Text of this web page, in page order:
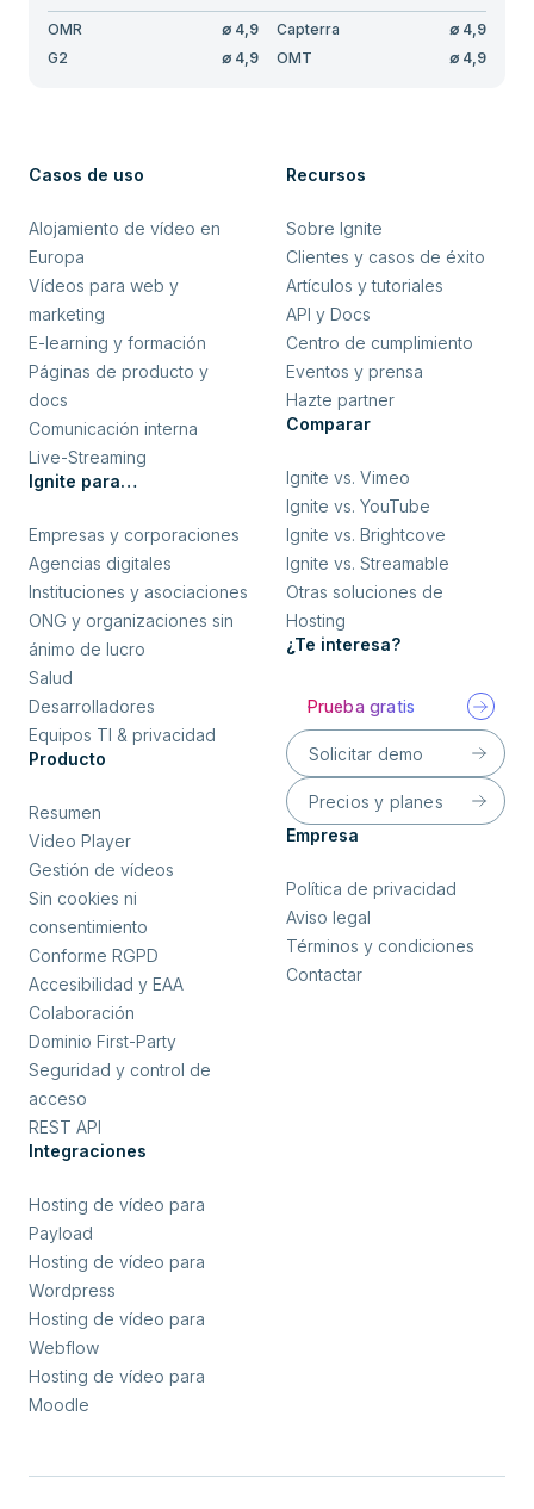
OMR ∅ 4,9 Capterra ∅ 4,9
G2
∅ 4,9 OMT ∅ 4,9
Casos de uso
Alojamiento de vídeo en
Europa
Vídeos para web y
marketing
E-learning y formación
Páginas de producto y
docs
Comunicación interna
Live-Streaming
Ignite para…
Empresas y corporaciones
Agencias digitales
Instituciones y asociaciones
ONG y organizaciones sin
ánimo de lucro
Salud
Desarrolladores
Equipos TI & privacidad
Producto
Resumen
Video Player
Gestión de vídeos
Sin cookies ni
consentimiento
Conforme RGPD
Accesibilidad y EAA
Colaboración
Dominio First-Party
Seguridad y control de
acceso
REST API
Integraciones
Hosting de vídeo para
Payload
Hosting de vídeo para
Wordpress
Hosting de vídeo para
Webflow
Hosting de vídeo para
Moodle
Recursos
Sobre Ignite
Clientes y casos de éxito
Artículos y tutoriales
API y Docs
Centro de cumplimiento
Eventos y prensa
Hazte partner
Comparar
Ignite vs. Vimeo
Ignite vs. YouTube
Ignite vs. Brightcove
Ignite vs. Streamable
Otras soluciones de
Hosting
¿Te interesa?
Prueba gratis
Solicitar demo
Precios y planes
Empresa
Política de privacidad
Aviso legal
Términos y condiciones
Contactar